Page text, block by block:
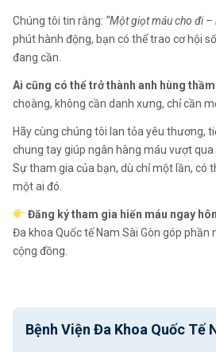
Chúng tôi tin rằng: “Một giọt máu cho đi
phút hành động, bạn có thể trao cơ hội
đang cần.
Ai cũng có thể trở thành anh hùng
choàng, không cần danh xưng, chỉ cần
Hãy cùng chúng tôi lan tỏa yêu thương,
chung tay giúp ngân hàng máu vượt qua
Sự tham gia của bạn, dù chỉ một lần, có
một ai đó.
Đăng ký tham gia hiến máu ngay
Đa khoa Quốc tế Nam Sài Gòn góp phần
cộng đồng.
Bệnh Viện Đa Khoa Quốc Tế